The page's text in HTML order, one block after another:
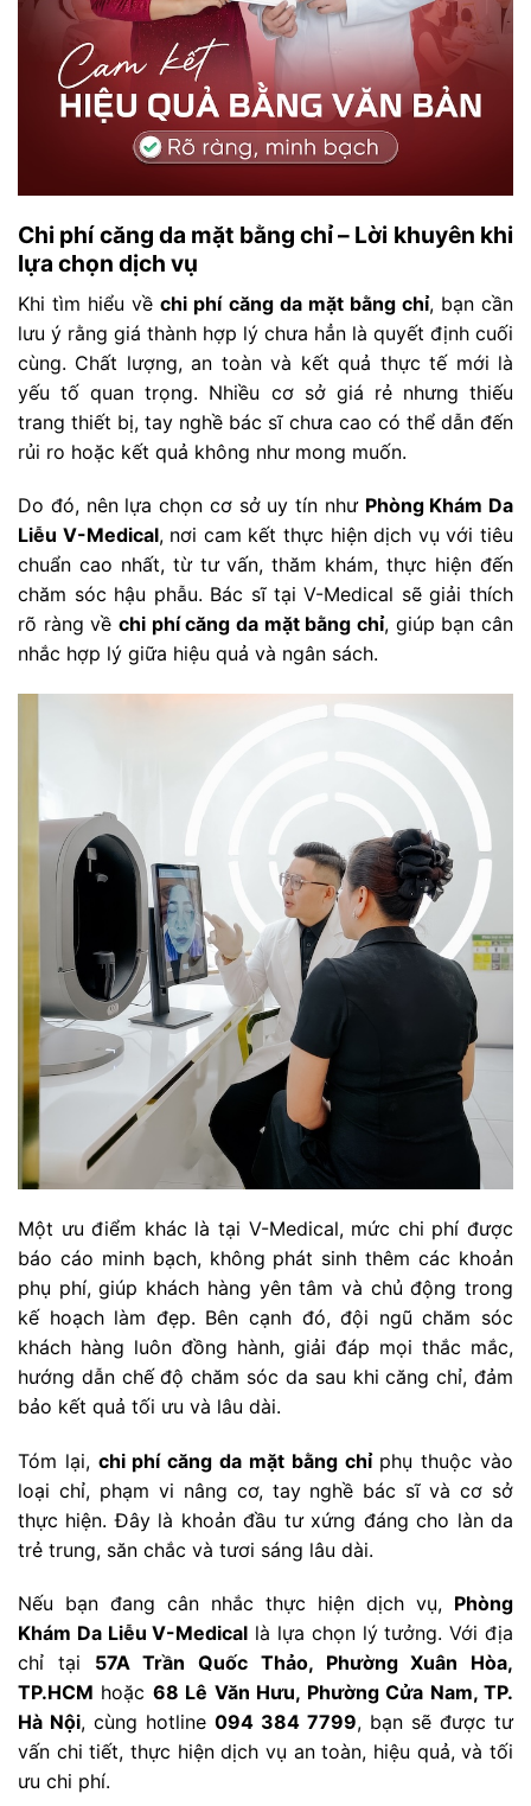
Chi phí căng da mặt bằng chỉ – Lời khuyên khi
lựa chọn dịch vụ
Khi tìm hiểu vềchi phí căng da mặt bằng chỉ, bạn cần
lưu ý rằng giá thành hợp lý chưa hẳn là quyết định cuối
cùng. Chất lượng, an toàn và kết quả thực tế mới là
yếu tố quan trọng. Nhiều cơ sở giá rẻ nhưng thiếu
trang thiết bị, tay nghề bác sĩ chưa cao có thể dẫn đến
rủi ro hoặc kết quả không như mong muốn.
Do đó, nên lựa chọn cơ sở uy tín như Phòng Khám Da
Liễu V-Medical, nơi cam kết thực hiện dịch vụ với tiêu
chuẩn cao nhất, từ tư vấn, thăm khám, thực hiện đến
chăm sóc hậu phẫu. Bác sĩ tại V-Medical sẽ giải thích
rõ ràng về chi phí căng da mặt bằng chỉ, giúp bạn cân
nhắc hợp lý giữa hiệu quả và ngân sách.
Một ưu điểm khác là tại V-Medical, mức chi phí được
báo cáo minh bạch, không phát sinh thêm các khoản
phụ phí, giúp khách hàng yên tâm và chủ động trong
kế hoạch làm đẹp. Bên cạnh đó, đội ngũ chăm sóc
khách hàng luôn đồng hành, giải đáp mọi thắc mắc,
hướng dẫn chế độ chăm sóc da sau khi căng chỉ, đảm
bảo kết quả tối ưu và lâu dài.
Tóm lại, chi phí căng da mặt bằng chỉphụ thuộc vào
loại chỉ, phạm vi nâng cơ, tay nghề bác sĩ và cơ sở
thực hiện. Đây là khoản đầu tư xứng đáng cho làn da
trẻ trung, săn chắc và tươi sáng lâu dài.
Nếu bạn đang cân nhắc thực hiện dịch vụ, Phòng
Khám Da Liễu V-Medical là lựa chọn lý tưởng. Với địa
chỉ tại 57A Trần Quốc Thảo, Phường Xuân Hòa,
TP.HCM hoặc 68 Lê Văn Hưu, Phường Cửa Nam, TP.
Hà Nội, cùng hotline 094 384 7799, bạn sẽ được tư
vấn chi tiết, thực hiện dịch vụ an toàn, hiệu quả, và tối
ưu chi phí.